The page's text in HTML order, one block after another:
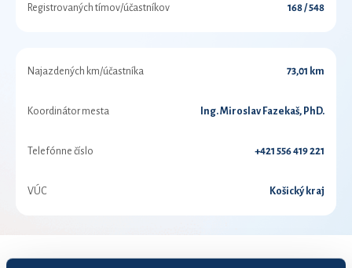
Registrovaných tímov/účastníkov 168 / 548
Najazdených km/účastníka 73,01 km
Koordinátor mesta Ing. Miroslav Fazekaš, PhD.
Telefónne číslo +421 556 419 221
VÚC Košický kraj